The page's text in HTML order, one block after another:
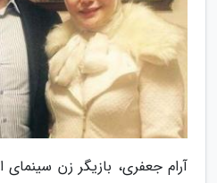
آرام جعفری، بازیگر زن